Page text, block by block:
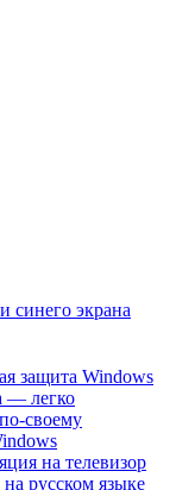
синего экрана
защита Windows
— легко
своему
на телевизор
русском языке